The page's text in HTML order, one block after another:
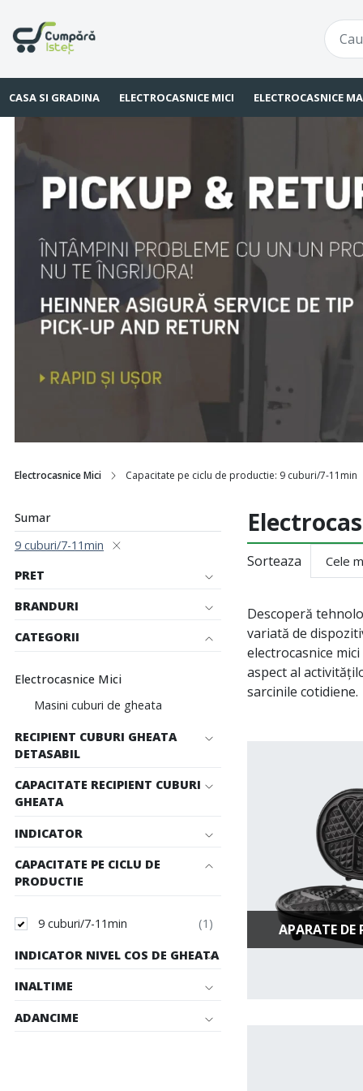
CASA SI GRADINA ELECTROCASNICE MICI ELECTROCASNICE
Electrocasnice Mici Capacitate pe ciclu de productie: 9 cuburi/7-11min
Sumar
9 cuburi/7-11min
PRET
BRANDURI
CATEGORII
Electrocasnice Mici
Masini cuburi de gheata
RECIPIENT CUBURI GHEATA
DETASABIL
CAPACITATE RECIPIENT CUBURI
GHEATA
INDICATOR
CAPACITATE PE CICLU DE
PRODUCTIE
9 cuburi/7-11min
INDICATOR NIVEL COS DE GHEATA
INALTIME
ADANCIME
Sorteaza
Descoperă
variată de
electrocasnice
aspect al
sarcinile cotidiene.
APARATE DE